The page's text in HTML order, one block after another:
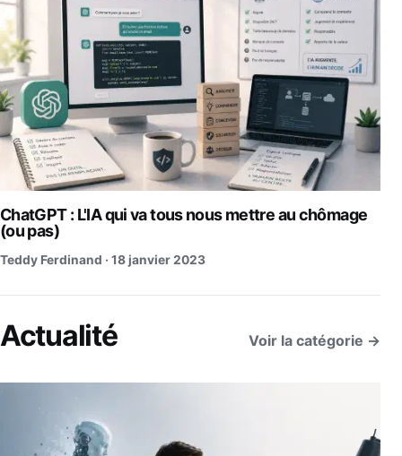
ChatGPT : L'IA qui va tous nous mettre au chômage
(ou pas)
Teddy Ferdinand · 18 janvier 2023
Actualité Voir la catégorie →